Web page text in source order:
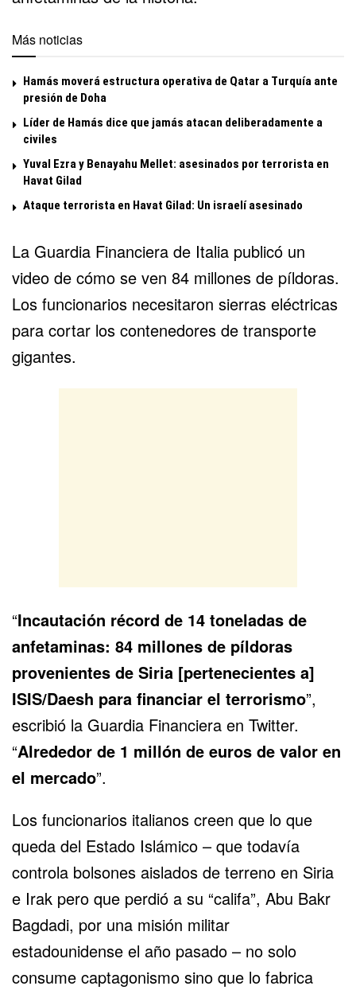
Más noticias
Hamás moverá estructura operativa de Qatar a Turquía ante
presión de Doha
Líder de Hamás dice que jamás atacan deliberadamente a
civiles
Yuval Ezra y Benayahu Mellet: asesinados por terrorista en
Havat Gilad
Ataque terrorista en Havat Gilad: Un israelí asesinado
La Guardia Financiera de Italia publicó un
video de cómo se ven 84 millones de píldoras.
Los funcionarios necesitaron sierras eléctricas
para cortar los contenedores de transporte
gigantes.
“Incautación récord de 14 toneladas de
anfetaminas: 84 millones de píldoras
provenientes de Siria [pertenecientes a]
ISIS/Daesh para financiar el terrorismo”,
escribió la Guardia Financiera en Twitter.
“Alrededor de 1 millón de euros de valor en
el mercado”.
Los funcionarios italianos creen que lo que
queda del Estado Islámico – que todavía
controla bolsones aislados de terreno en Siria
e Irak pero que perdió a su “califa”, Abu Bakr
Bagdadi, por una misión militar
estadounidense el año pasado – no solo
consume captagonismo sino que lo fabrica